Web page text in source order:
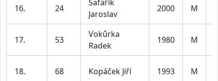
16. 24
Šafařík
Jaroslav
2000 M
17. 53
Vokůrka
Radek
1980 M
18. 68 Kopáček Jiří 1993 M